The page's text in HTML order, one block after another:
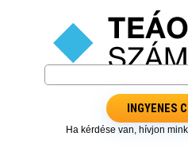
INGYENES
Ha kérdése van, hívjon